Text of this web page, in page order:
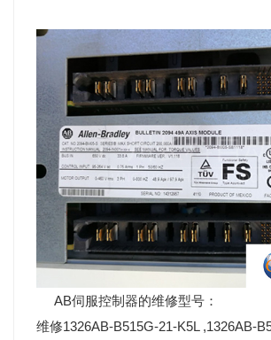
AB伺服控制器的维修型号：
维修1326AB-B515G-21-K5L ,1326AB-